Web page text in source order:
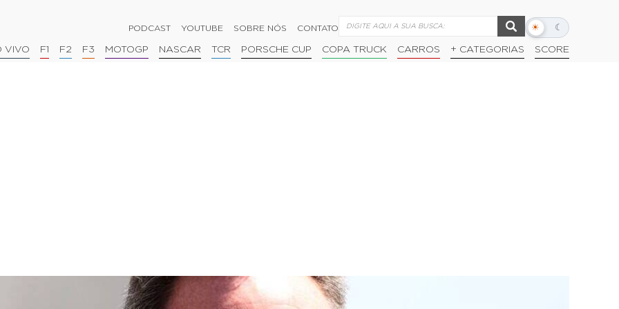
PODCAST YOUTUBE SOBRE NÓS CONTATO ☀ ☾
Alternar
escuro
VIVO F1 F2 F3 MOTOGP NASCAR TCR PORSCHE CUP COPA TRUCK CARROS + CATEGORIAS SCORE